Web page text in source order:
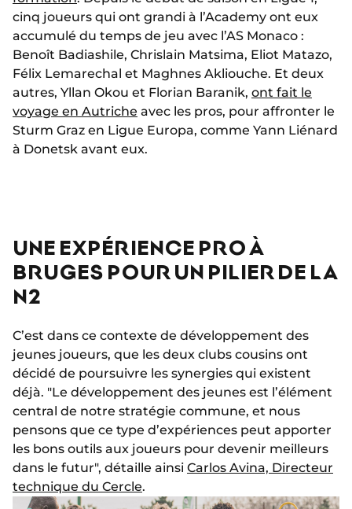
cinq joueurs qui ont grandi à l’Academy ont eux
accumulé du temps de jeu avec l’AS Monaco :
Benoît Badiashile, Chrislain Matsima, Eliot Matazo,
Félix Lemarechal et Maghnes Akliouche. Et deux
autres, Yllan Okou et Florian Baranik, ont fait le
voyage en Autriche avec les pros, pour affronter le
Sturm Graz en Ligue Europa, comme Yann Liénard
à Donetsk avant eux.
UNE EXPÉRIENCE PRO À
BRUGES POUR UN PILIER DE LA
N2
C’est dans ce contexte de développement des
jeunes joueurs, que les deux clubs cousins ont
décidé de poursuivre les synergies qui existent
déjà. "Le développement des jeunes est l’élément
central de notre stratégie commune, et nous
pensons que ce type d’expériences peut apporter
les bons outils aux joueurs pour devenir meilleurs
dans le futur", détaille ainsi Carlos Avina, Directeur
technique du Cercle.